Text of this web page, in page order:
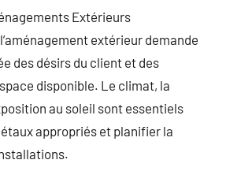
Extérieurs
extérieur demande
des désirs du client et des
disponible. Le climat, la
au soleil sont essentiels
appropriés et planifier la